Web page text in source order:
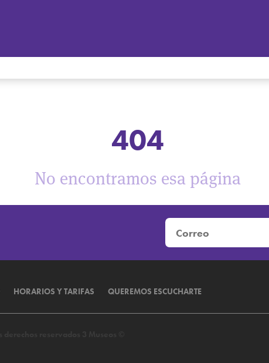
404
No encontramos esa página
HORARIOS Y TARIFAS QUEREMOS ESCUCHARTE